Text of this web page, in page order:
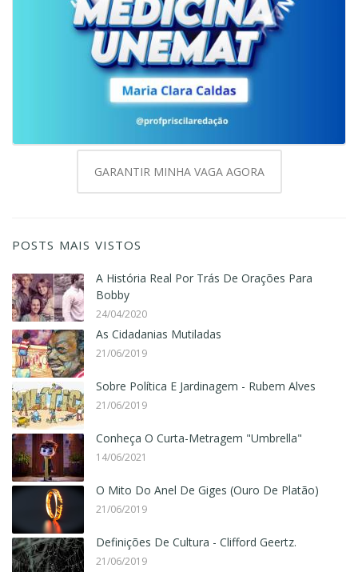
GARANTIR MINHA VAGA AGORA
POSTS MAIS VISTOS
A História Real Por Trás De Orações Para
Bobby
24/04/2020
As Cidadanias Mutiladas
21/06/2019
Sobre Política E Jardinagem - Rubem Alves
21/06/2019
Conheça O Curta-Metragem "Umbrella"
14/06/2021
O Mito Do Anel De Giges (Ouro De Platão)
21/06/2019
Definições De Cultura - Clifford Geertz.
21/06/2019